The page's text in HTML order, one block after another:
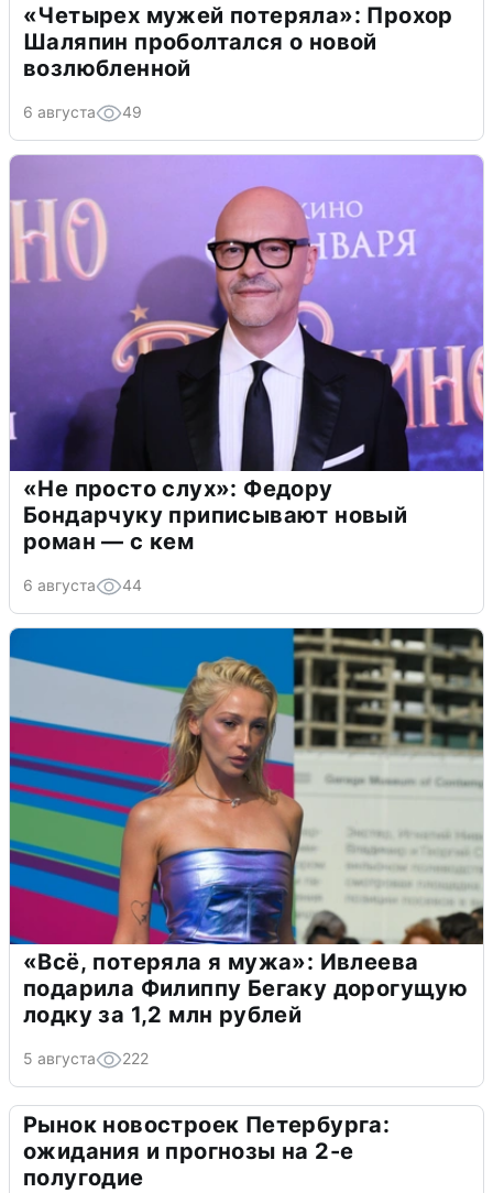
«Четырех мужей потеряла»: Прохор
Шаляпин проболтался о новой
возлюбленной
6 августа 49
«Не просто слух»: Федору
Бондарчуку приписывают новый
роман — с кем
6 августа 44
«Всё, потеряла я мужа»: Ивлеева
подарила Филиппу Бегаку дорогущую
лодку за 1,2 млн рублей
5 августа 222
Рынок новостроек Петербурга:
ожидания и прогнозы на 2-е
полугодие